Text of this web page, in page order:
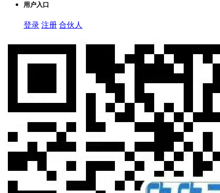
用户入口
登录 注册 合伙人